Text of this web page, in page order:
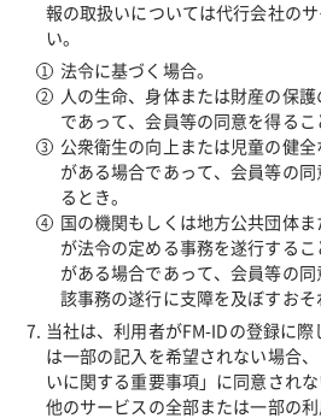
報の取扱いについては代行会社の
い。
法令に基づく場合。
人の生命、身体または財産の保
であって、会員等の同意を得るこ
公衆衛生の向上または児童の健
がある場合であって、会員等の
るとき。
国の機関もしくは地方公共団体
が法令の定める事務を遂行する
がある場合であって、会員等の
該事務の遂行に支障を及ぼすおそ
当社は、利用者がFM-IDの登録に
は一部の記入を希望されない場合
いに関する重要事項」に同意され
他のサービスの全部または一部の